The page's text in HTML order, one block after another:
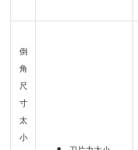
倒
角
尺
寸
太
小